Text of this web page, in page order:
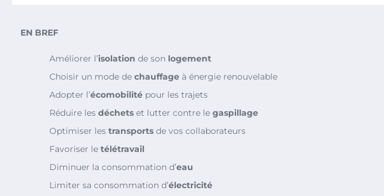
EN BREF
Améliorer l’isolation de son logement
Choisir un mode de chauffage à énergie renouvelable
Adopter l’écomobilité pour les trajets
Réduire les déchets et lutter contre le gaspillage
Optimiser les transports de vos collaborateurs
Favoriser le télétravail
Diminuer la consommation d’eau
Limiter sa consommation d’électricité